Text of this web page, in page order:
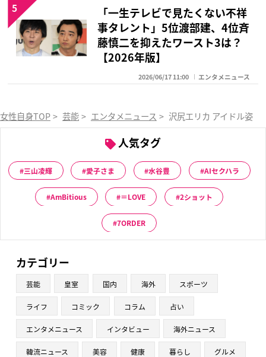
「一生テレビで見たくない不祥
事タレント」5位渡部建、4位斉
藤慎二を抑えたワースト3は？
【2026年版】
2026/06/17 11:00 エンタメニュース
5
女性自身TOP > 芸能 > エンタメニュース > 沢尻エリカ アイドル姿
人気タグ
三山凌輝 愛子さま 水谷豊 AIセクハラ
AmBitious ＝LOVE 2ショット
7ORDER
カテゴリー
芸能 皇室 国内 海外 スポーツ
ライフ コミック コラム 占い
エンタメニュース インタビュー 海外ニュース
韓流ニュース 美容 健康 暮らし グルメ